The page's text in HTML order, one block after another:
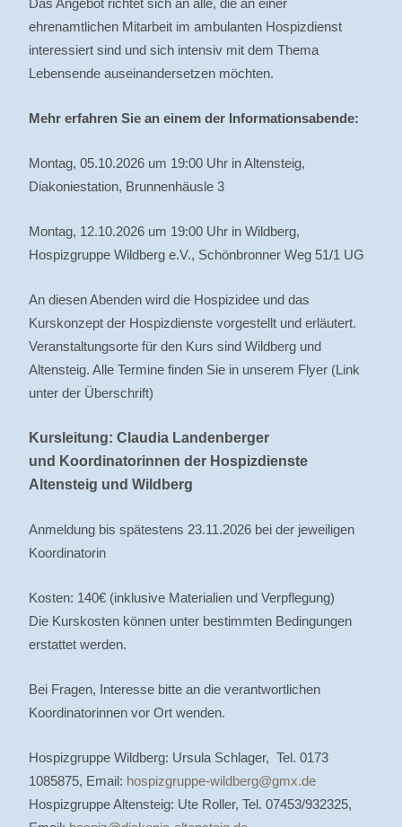
Das Angebot richtet sich an alle, die an einer
ehrenamtlichen Mitarbeit im ambulanten Hospizdienst
interessiert sind und sich intensiv mit dem Thema
Lebensende auseinandersetzen möchten.
Mehr erfahren Sie an einem der Informationsabende:
Montag, 05.10.2026 um 19:00 Uhr in Altensteig,
Diakoniestation, Brunnenhäusle 3
Montag, 12.10.2026 um 19:00 Uhr in Wildberg,
Hospizgruppe Wildberg e.V., Schönbronner Weg 51/1 UG
An diesen Abenden wird die Hospizidee und das
Kurskonzept der Hospizdienste vorgestellt und erläutert.
Veranstaltungsorte für den Kurs sind Wildberg und
Altensteig. Alle Termine finden Sie in unserem Flyer (Link
unter der Überschrift)
Kursleitung: Claudia Landenberger
und Koordinatorinnen der Hospizdienste
Altensteig und Wildberg
Anmeldung bis spätestens 23.11.2026 bei der jeweiligen
Koordinatorin
Kosten: 140€ (inklusive Materialien und Verpflegung)
Die Kurskosten können unter bestimmten Bedingungen
erstattet werden.
Bei Fragen, Interesse bitte an die verantwortlichen
Koordinatorinnen vor Ort wenden.
Hospizgruppe Wildberg: Ursula Schlager, Tel. 0173
1085875, Email: hospizgruppe-wildberg@gmx.de
Hospizgruppe Altensteig: Ute Roller, Tel. 07453/932325,